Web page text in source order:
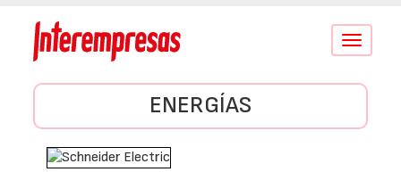
Conmutar
ENERGÍAS